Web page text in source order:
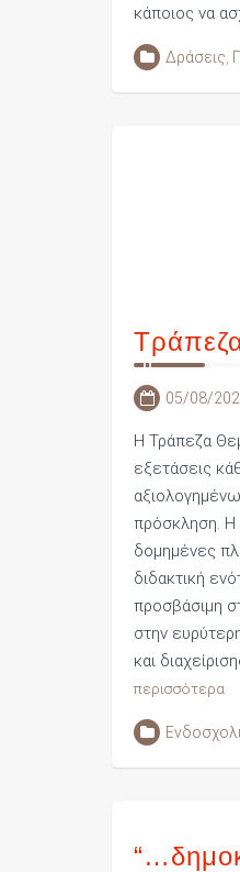
κάποιος να
Δράσεις
05/08/
Η Τράπεζα
εξετάσεις
πρόσκληση. Η
δομημένες
διδακτική
προσβάσιμη
στην
και
περισσότερα